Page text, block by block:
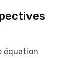
équation